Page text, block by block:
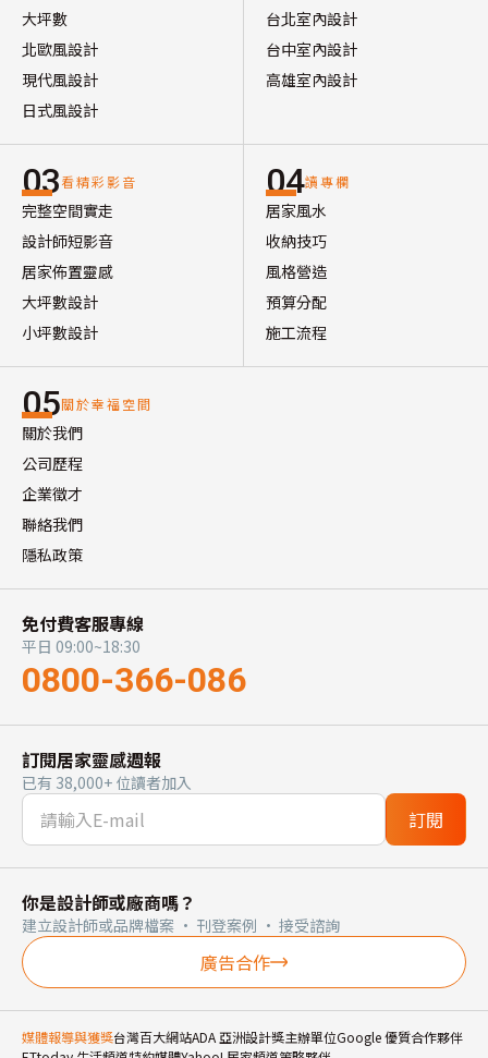
大坪數
北歐風設計
現代風設計
日式風設計
台北室內設計
台中室內設計
高雄室內設計
03看精彩影音
完整空間實走
設計師短影音
居家佈置靈感
大坪數設計
小坪數設計
04讀專欄
居家風水
收納技巧
風格營造
預算分配
施工流程
05關於幸福空間
關於我們
公司歷程
企業徵才
聯絡我們
隱私政策
免付費客服專線
平日 09:00~18:30
0800-366-086
訂閱居家靈感週報
已有 38,000+ 位讀者加入
訂閱
你是設計師或廠商嗎？
建立設計師或品牌檔案 · 刊登案例 · 接受諮詢
廣告合作
媒體報導與獲獎台灣百大網站ADA 亞洲設計獎主辦單位Google 優質合作夥伴